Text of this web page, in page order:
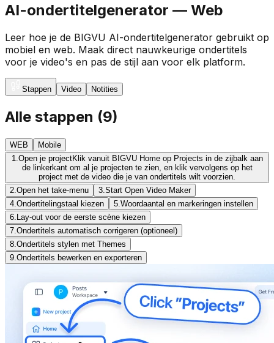
AI-ondertitelgenerator — Web
Leer hoe je de BIGVU AI-ondertitelgenerator gebruikt op
mobiel en web. Maak direct nauwkeurige ondertitels
voor je video's en pas de stijl aan voor elk platform.
Stappen Video Notities
Alle stappen (9)
WEB
Mobile
1. Open je projectKlik vanuit BIGVU Home op Projects in de zijbalk aan
de linkerkant om al je projecten te zien, en klik vervolgens op het
project met de video die je van ondertitels wilt voorzien.
2. Open het take-menu 3. Start Open Video Maker
4. Ondertitelingstaal kiezen 5. Woordaantal en markeringen instellen
6. Lay-out voor de eerste scène kiezen
7. Ondertitels automatisch corrigeren (optioneel)
8. Ondertitels stylen met Themes
9. Ondertitels bewerken en exporteren